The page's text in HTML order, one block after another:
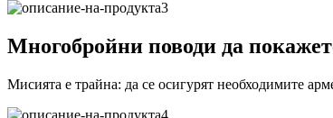
Многобройни поводи да
Мисията е трайна: да се осигурят необходимите